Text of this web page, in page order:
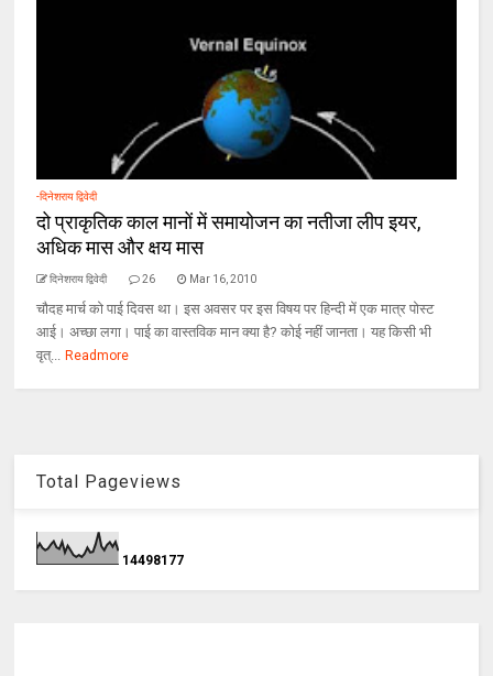
-दिनेशराय द्विवेदी
दो प्राकृतिक काल मानों में समायोजन का नतीजा लीप इयर,
अधिक मास और क्षय मास
दिनेशराय द्विवेदी 26 Mar 16, 2010
चौदह मार्च को पाई दिवस था। इस अवसर पर इस विषय पर हिन्दी में एक मात्र पोस्ट
आई। अच्छा लगा। पाई का वास्तविक मान क्या है? कोई नहीं जानता। यह किसी भी
वृत्... Readmore
Total Pageviews
144981 77